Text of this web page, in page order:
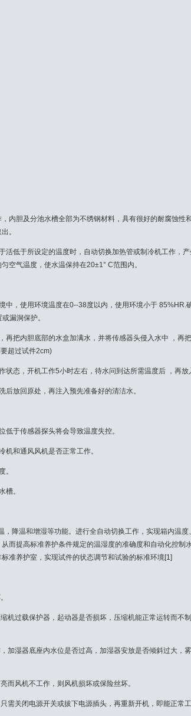
内胆及分池水槽全部为不绣钢材料，具有很好的耐腐蚀性
。
活低于所设定的温度时，自动切换加热管或制冷机工作，
空气温度，使水温保持在20±1° C范围内。
中，使用环境温度在0--38度以内，使用环境小于 85%HR.
漏洞保护。
再把内胆底部的水盒加满水，并将传感器头侵入水中 ，再
超过试件2cm)
态，开机工作5小时左右，待水问到达所需温度后 ，再放
放回原处，再注入预先准备好的清洁水。
于传感器探头将会导致温度失控。
和通风风机是否正常工作。
。
槽。
降温和增湿等功能。进行全自动切换工作，实现箱内温度
而提高标准养护条件规定的温湿度的准确度和自动化控制
准养护室，实现试件的状态调节和试验的标准环境[1]
机过载保护器，起动器是否损坏，压缩机能正常运转而不
加湿器底座内水位是否过高，加湿器安放是否倾斜过大，
而风机不工作，则风机损坏或保险丝坏。
需关闭电源开关或拔下电源插头，再重新开机，即能正常